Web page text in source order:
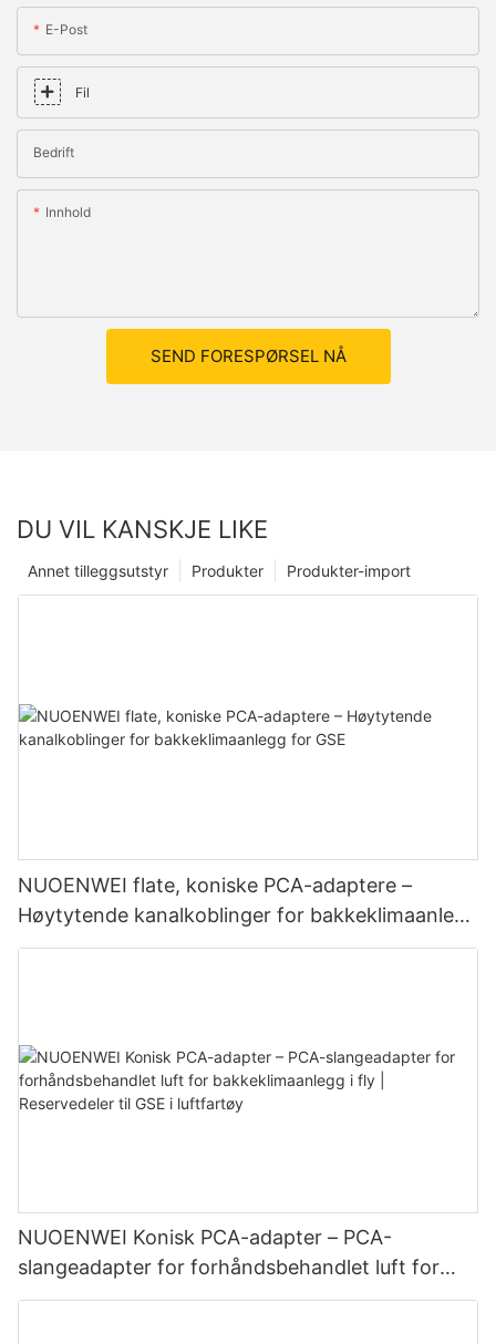
E-Post
Fil
Bedrift
Innhold
SEND FORESPØRSEL NÅ
DU VIL KANSKJE LIKE
Produkter-import
Produkter
Annet tilleggsutstyr
NUOENWEI flate, koniske PCA-adaptere –
Høytytende kanalkoblinger for bakkeklimaanlegg
for GSE
NUOENWEI Konisk PCA-adapter – PCA-
slangeadapter for forhåndsbehandlet luft for
bakkeklimaanlegg i fly | Reservedeler til GSE i